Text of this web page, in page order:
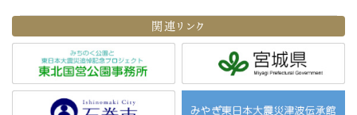
関連リンク